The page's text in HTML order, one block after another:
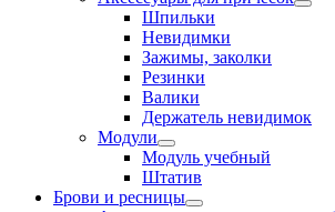
Шпильки
Невидимки
Зажимы, заколки
Резинки
Валики
Держатель невидимок
Модули
Модуль учебный
Штатив
Брови и ресницы